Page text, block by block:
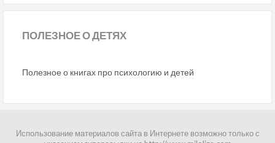
ПОЛЕЗНОЕО ДЕТЯХ
Полезное о книгах про психологию и детей
Использование материалов сайта в Интернете возможно только с